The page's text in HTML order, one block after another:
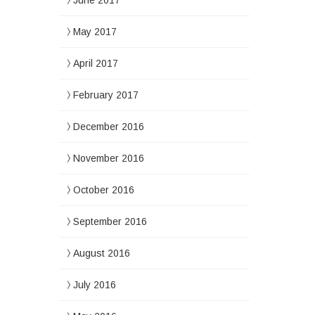
May 2017
April 2017
February 2017
December 2016
November 2016
October 2016
September 2016
August 2016
July 2016